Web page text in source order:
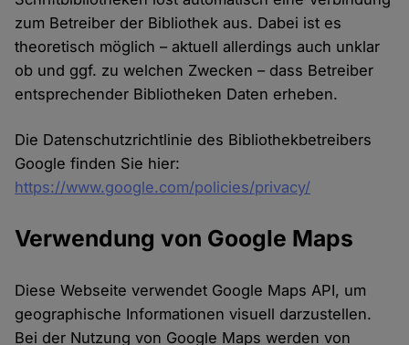
zum Betreiber der Bibliothek aus. Dabei ist es
theoretisch möglich – aktuell allerdings auch unklar
ob und ggf. zu welchen Zwecken – dass Betreiber
entsprechender Bibliotheken Daten erheben.
Die Datenschutzrichtlinie des Bibliothekbetreibers
Google finden Sie hier:
https://www.google.com/policies/privacy/
Verwendung von Google Maps
Diese Webseite verwendet Google Maps API, um
geographische Informationen visuell darzustellen.
Bei der Nutzung von Google Maps werden von